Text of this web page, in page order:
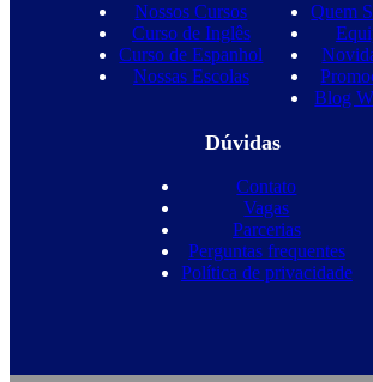
Nossos Cursos
Curso de Inglês
Curso de Espanhol
Nossas Escolas
Quem
Blog
Dúvidas
Contato
Vagas
Parcerias
Perguntas frequentes
Política de privacidade